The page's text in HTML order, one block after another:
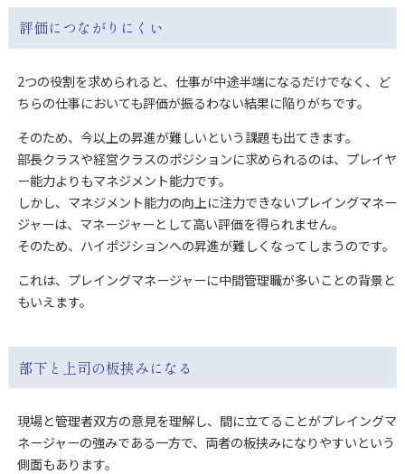
評価につながりにくい
2つの役割を求められると、仕事が中途半端になるだけでなく、ど
ちらの仕事においても評価が振るわない結果に陥りがちです。
そのため、今以上の昇進が難しいという課題も出てきます。
部長クラスや経営クラスのポジションに求められるのは、プレイヤ
ー能力よりもマネジメント能力です。
しかし、マネジメント能力の向上に注力できないプレイングマネー
ジャーは、マネージャーとして高い評価を得られません。
そのため、ハイポジションへの昇進が難しくなってしまうのです。
これは、プレイングマネージャーに中間管理職が多いことの背景と
もいえます。
部下と上司の板挟みになる
現場と管理者双方の意見を理解し、間に立てることがプレイングマ
ネージャーの強みである一方で、両者の板挟みになりやすいという
側面もあります。